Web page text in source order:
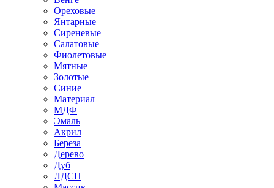
Ореховые
Янтарные
Сиреневые
Салатовые
Фиолетовые
Мятные
Золотые
Синие
Материал
МДФ
Эмаль
Акрил
Береза
Дерево
Дуб
ЛДСП